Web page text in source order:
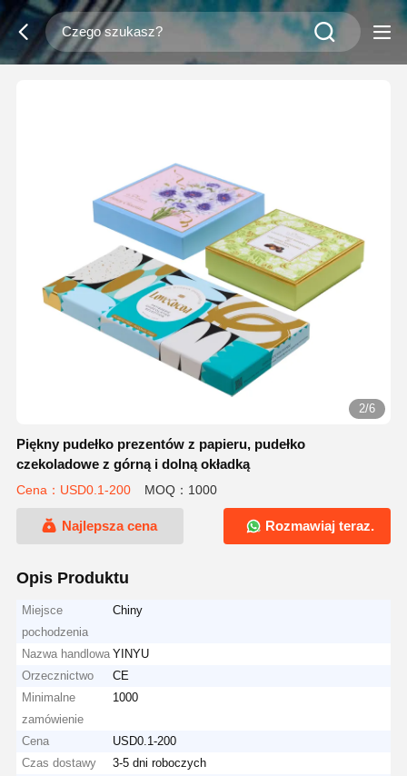
2/6
Piękny pudełko prezentów z papieru, pudełko
czekoladowe z górną i dolną okładką
Cena：USD0.1-200 MOQ：1000
Najlepsza cena Rozmawiaj teraz.
Opis Produktu
Miejsce
pochodzenia
Chiny
Nazwa handlowa YINYU
Orzecznictwo
CE
Minimalne
zamówienie
1000
Cena
USD0.1-200
Czas dostawy
3-5 dni roboczych